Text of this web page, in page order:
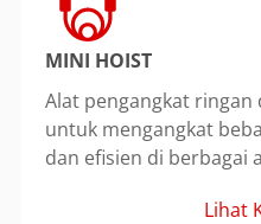
MINI HOIST
Alat pengangkat
untuk mengangkat
dan efisien di berbagai
Lihat